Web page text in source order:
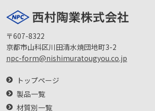
〒607-8322
京都市山科区川田清水焼団地町3-2
npc-form@nishimuratougyou.co.jp
トップページ
製品一覧
材質別一覧